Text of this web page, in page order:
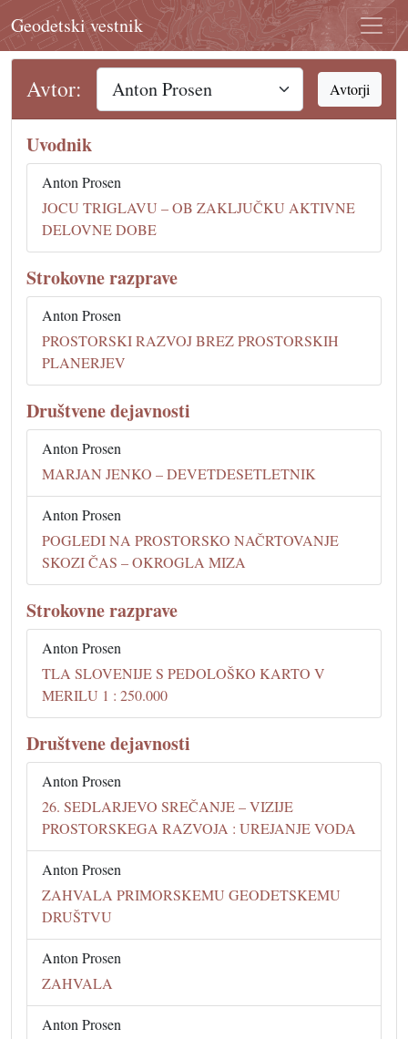
Geodetski vestnik
Avtor: Avtorji
Uvodnik
Anton Prosen
JOCU TRIGLAVU – OB ZAKLJUČKU AKTIVNE
DELOVNE DOBE
Strokovne razprave
Anton Prosen
PROSTORSKI RAZVOJ BREZ PROSTORSKIH
PLANERJEV
Društvene dejavnosti
Anton Prosen
MARJAN JENKO – DEVETDESETLETNIK
Anton Prosen
POGLEDI NA PROSTORSKO NAČRTOVANJE
SKOZI ČAS – OKROGLA MIZA
Strokovne razprave
Anton Prosen
TLA SLOVENIJE S PEDOLOŠKO KARTO V
MERILU 1 : 250.000
Društvene dejavnosti
Anton Prosen
26. SEDLARJEVO SREČANJE – VIZIJE
PROSTORSKEGA RAZVOJA : UREJANJE VODA
Anton Prosen
ZAHVALA PRIMORSKEMU GEODETSKEMU
DRUŠTVU
Anton Prosen
ZAHVALA
Anton Prosen